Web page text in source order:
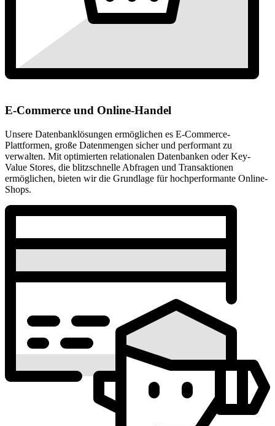
E-Commerce und Online-Handel
Unsere Datenbanklösungen ermöglichen es E-Commerce-
Plattformen, große Datenmengen sicher und performant zu
verwalten. Mit optimierten relationalen Datenbanken oder Key-
Value Stores, die blitzschnelle Abfragen und Transaktionen
ermöglichen, bieten wir die Grundlage für hochperformante Online-
Shops.